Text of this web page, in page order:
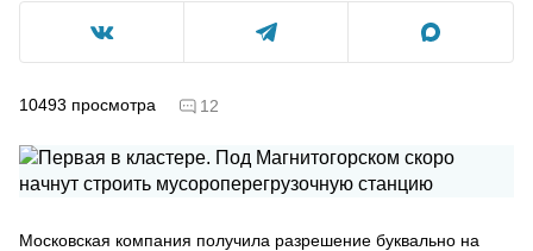
10493 просмотра 12
Московская компания получила разрешение буквально на